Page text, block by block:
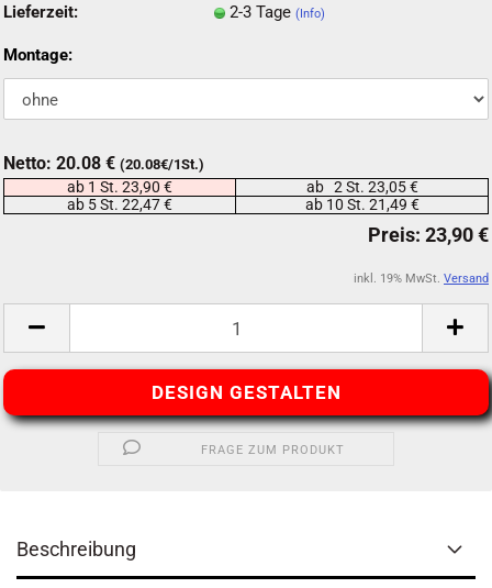
Lieferzeit:
2-3 Tage (Info)
Montage:
Netto: 20.08 € (20.08€/1St.)
ab 1 St. 23,90 €
ab 2 St. 23,05 €
ab 5 St. 22,47 €
ab 10 St. 21,49 €
inkl. 19% MwSt. Versand
DESIGN GESTALTEN
FRAGE ZUM PRODUKT
Beschreibung